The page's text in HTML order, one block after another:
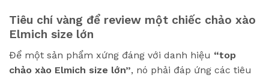
Tiêu chí vàng để review một chiếc chảo xào
Elmich size lớn
Để một sản phẩm xứng đáng với danh hiệu “top
chảo xào Elmich size lớn”, nó phải đáp ứng các tiêu